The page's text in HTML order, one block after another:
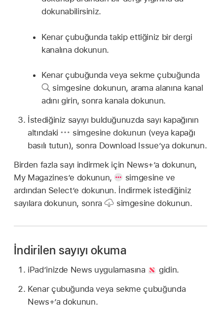
dokunabilirsiniz.
Kenar çubuğunda takip ettiğiniz bir dergi
kanalına dokunun.
Kenar çubuğunda veya sekme çubuğunda
simgesine dokunun, arama alanına kanal
adını girin, sonra kanala dokunun.
İstediğiniz sayıyı bulduğunuzda sayı kapağının
altındaki
simgesine dokunun (veya kapağı
basılı tutun), sonra Download Issue’ya dokunun.
Birden fazla sayı indirmek için News+’a dokunun,
My Magazines’e dokunun,
simgesine ve
ardından Select’e dokunun. İndirmek istediğiniz
sayılara dokunun, sonra
simgesine dokunun.
İndirilen sayıyı okuma
iPad’inizde News uygulamasına
gidin.
Kenar çubuğunda veya sekme çubuğunda
News+’a dokunun.